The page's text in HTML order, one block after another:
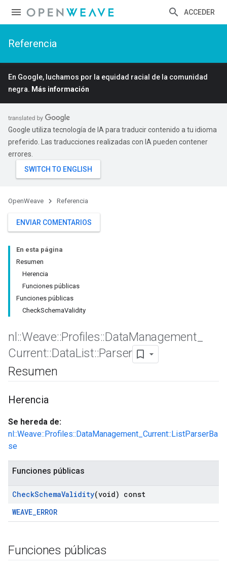
ACCEDER
Referencia
En Google, luchamos por la equidad racial de la comunidad
negra. Más información
Google utiliza tecnología de IA para traducir contenido a tu idioma
preferido. Las traducciones realizadas con IA pueden contener
errores.
OpenWeave Referencia
ENVIAR COMENTARIOS
En esta página
Resumen
Herencia
Funciones públicas
Funciones públicas
CheckSchemaValidity
nl ::Weave::Profiles::DataManagement
Current::DataList::Parser
Resumen
Herencia
Se hereda de:
nl::Weave::Profiles::DataManagement_Current::ListParserBa
se
Funciones públicas
CheckSchemaValidity(void) const
WEAVE_ERROR
Funciones públicas